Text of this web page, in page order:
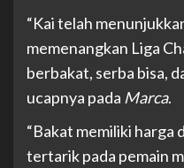
“Kai telah
memenangkan Liga
berbakat, serba bisa,
ucapnya pada Marca.
“Bakat memiliki harga
tertarik pada pemain